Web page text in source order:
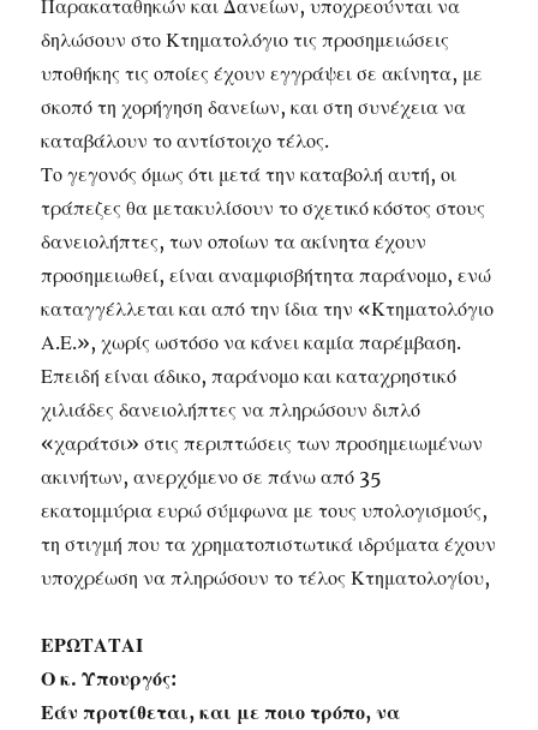
Παρακαταθηκών και Δανείων, υποχρεούνται να
δηλώσουν στο Κτηματολόγιο τις προσημειώσεις
υποθήκης τις οποίες έχουν εγγράψει σε ακίνητα, με
σκοπό τη χορήγηση δανείων, και στη συνέχεια να
καταβάλουν το αντίστοιχο τέλος.
Το γεγονός όμως ότι μετά την καταβολή αυτή, οι
τράπεζες θα μετακυλίσουν το σχετικό κόστος στους
δανειολήπτες, των οποίων τα ακίνητα έχουν
προσημειωθεί, είναι αναμφισβήτητα παράνομο, ενώ
καταγγέλλεται και από την ίδια την «Κτηματολόγιο
Α.Ε.», χωρίς ωστόσο να κάνει καμία παρέμβαση.
Επειδή είναι άδικο, παράνομο και καταχρηστικό
χιλιάδες δανειολήπτες να πληρώσουν διπλό
«χαράτσι» στις περιπτώσεις των προσημειωμένων
ακινήτων, ανερχόμενο σε πάνω από 35
εκατομμύρια ευρώ σύμφωνα με τους υπολογισμούς,
τη στιγμή που τα χρηματοπιστωτικά ιδρύματα έχουν
υποχρέωση να πληρώσουν το τέλος Κτηματολογίου,
ΕΡΩΤΑΤΑΙ
Ο κ. Υπουργός:
Εάν προτίθεται, και με ποιο τρόπο, να